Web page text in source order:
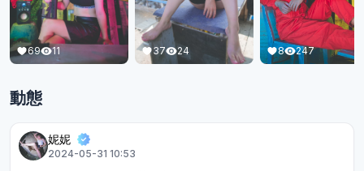
37 8 1 24
動態
妮妮
2024-05-31 10:53